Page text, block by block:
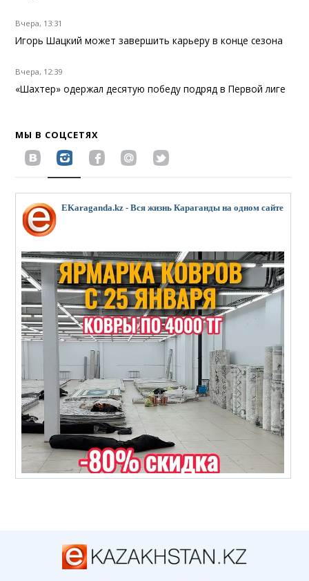
Вчера, 13:31
Игорь Шацкий может завершить карьеру в конце сезона
Вчера, 12:39
«Шахтер» одержал десятую победу подряд в Первой лиге
МЫ В СОЦСЕТЯХ
EKaraganda.kz - Вся жизнь Караганды на одном сайте